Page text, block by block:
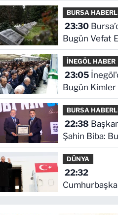
son durum ne!
BURSA
23:30
Bugün Vefat
Kimler? | 06
2026
İNEGÖL HABER
23:05
Bugün Kimler
Etti? | 06
2026
BURSA
22:38
Şahin Biba:
geleceğini
anlayışla
DÜNYA
22:32
Erdoğan,